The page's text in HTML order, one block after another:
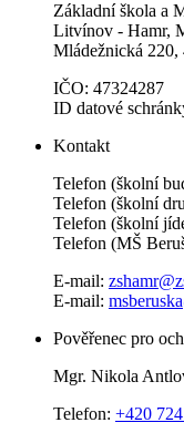
Základní škola a
Litvínov - Hamr,
Mládežnická
IČO: 47324287
ID datové
Kontakt
Telefon (školní
Telefon (školní
Telefon (školní
Telefon (MŠ
E-mail:
E-mail:
Pověřenec pro
Mgr. Nikola
Telefon: +420